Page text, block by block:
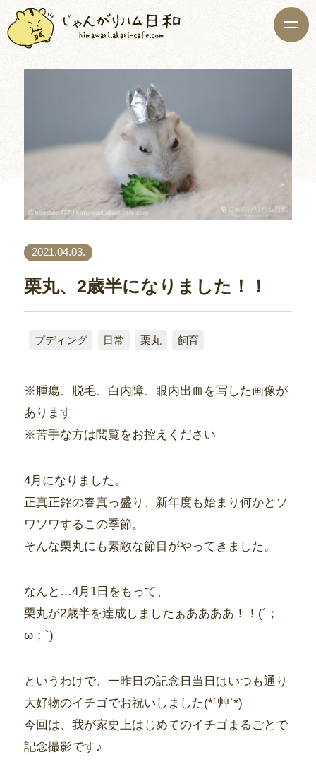
2021.04.03.
栗丸、2歳半になりました！！
プディング 日常 栗丸 飼育
※腫瘍、脱毛、白内障、眼内出血を写した画像が
あります
※苦手な方は閲覧をお控えください
4月になりました。
正真正銘の春真っ盛り、新年度も始まり何かとソ
ワソワするこの季節。
そんな栗丸にも素敵な節目がやってきました。
なんと…4月1日をもって、
栗丸が2歳半を達成しましたぁああああ！！(´；
ω；`)
というわけで、一昨日の記念日当日はいつも通り
大好物のイチゴでお祝いしました(*´艸`*)
今回は、我が家史上はじめてのイチゴまるごとで
記念撮影です♪